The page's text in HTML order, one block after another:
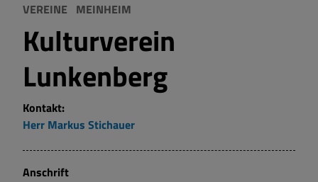
VEREINE MEINHEIM
Kulturverein
Lunkenberg
Kontakt:
Herr Markus Stichauer
Anschrift